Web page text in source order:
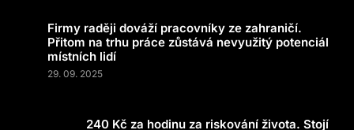
Firmy raději dováží pracovníky ze zahraničí.
Přitom na trhu práce zůstává nevyužitý potenciál
místních lidí
29. 09. 2025
240 Kč za hodinu za riskování života. Stojí